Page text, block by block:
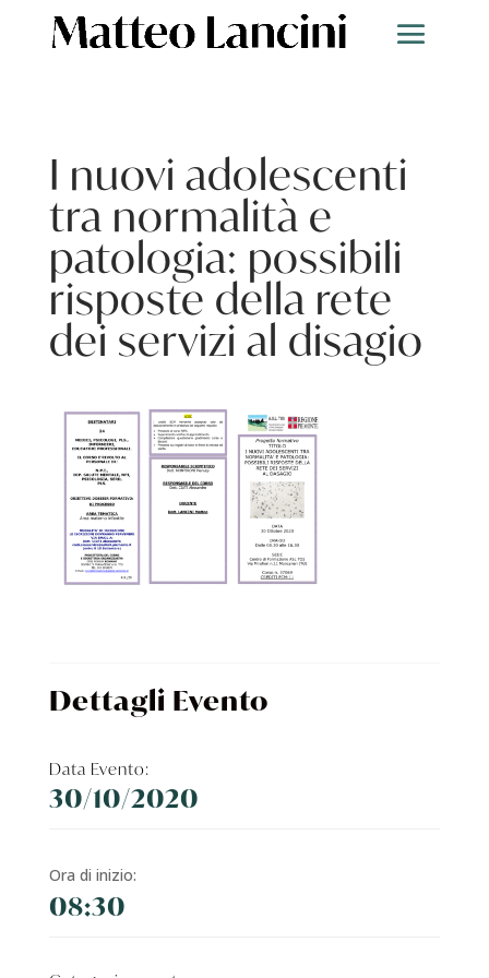
I nuovi adolescenti
tra normalità e
patologia: possibili
risposte della rete
dei servizi al disagio
Dettagli Evento
Data Evento:
30/10/2020
Ora di inizio:
08:30